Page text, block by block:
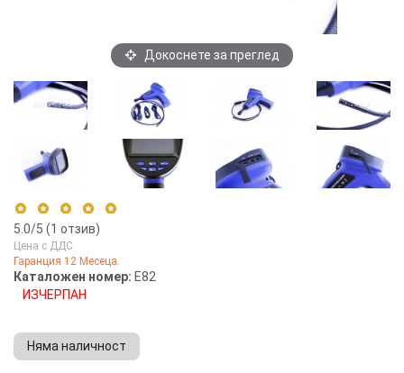
Докоснете за преглед
5.0/5 (1 отзив)
5 stars
4 stars
2 stars
Цена с ДДС
Гаранция 12 Месеца.
Каталожен номер: E82
ИЗЧЕРПАН
Няма наличност